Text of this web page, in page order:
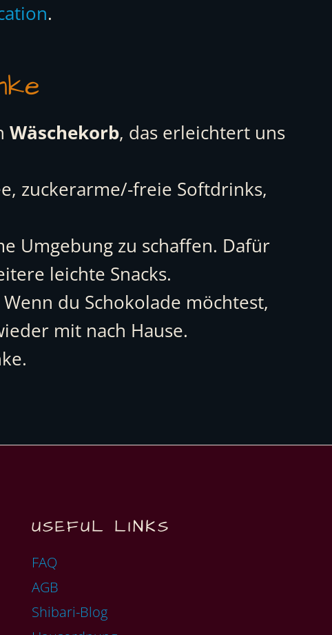
.
Wäschekorb, das erleichtert uns
zuckerarme/-freie Softdrinks,
Umgebung zu schaffen. Dafür
leichte Snacks.
du Schokolade möchtest,
mit nach Hause.
USEFUL LINKS
FAQ
AGB
Shibari-Blog